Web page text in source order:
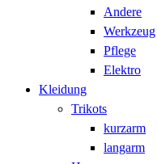
Andere
Werkzeug
Pflege
Elektro
Kleidung
Trikots
kurzarm
langarm